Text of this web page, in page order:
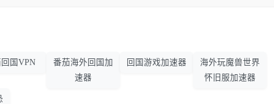
国VPN
番茄海外回国加
速器
回国游戏加速器
海外玩魔兽世界
怀旧服加速器